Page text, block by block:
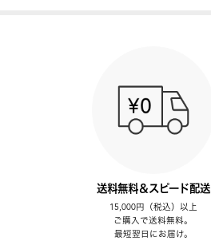
送料無料＆スピード配送
15,000円（税込）以上
ご購入で送料無料。
最短翌日にお届け。